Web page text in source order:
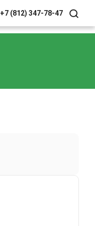
+7 (812) 347-78-47